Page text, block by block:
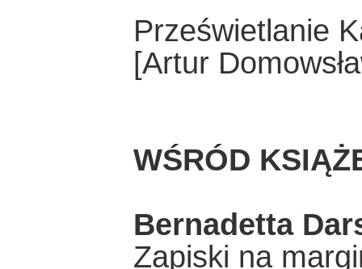
Prześwietlanie
[Artur
WŚRÓD
Bernadetta
Zapiski na